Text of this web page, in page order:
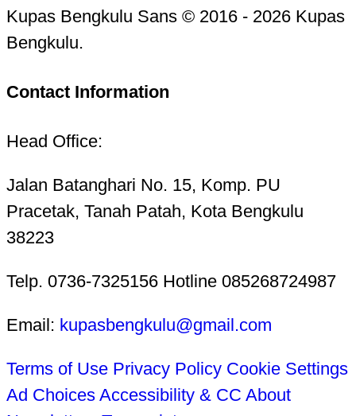
Kupas Bengkulu Sans © 2016 - 2026 Kupas
Bengkulu.
Contact Information
Head Office:
Jalan Batanghari No. 15, Komp. PU
Pracetak, Tanah Patah, Kota Bengkulu
38223
Telp. 0736-7325156 Hotline 085268724987
Email: kupasbengkulu@gmail.com
Terms of Use Privacy Policy Cookie Settings
Ad Choices Accessibility & CC About